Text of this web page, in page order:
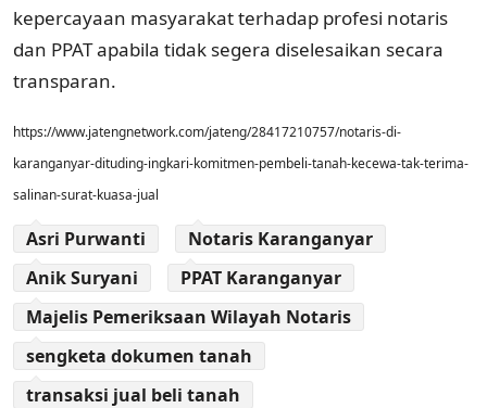
kepercayaan masyarakat terhadap profesi notaris
dan PPAT apabila tidak segera diselesaikan secara
transparan.
https://www.jatengnetwork.com/jateng/28417210757/notaris-di-
karanganyar-dituding-ingkari-komitmen-pembeli-tanah-kecewa-tak-terima-
salinan-surat-kuasa-jual
Asri Purwanti
Notaris Karanganyar
Anik Suryani
PPAT Karanganyar
Majelis Pemeriksaan Wilayah Notaris
sengketa dokumen tanah
transaksi jual beli tanah